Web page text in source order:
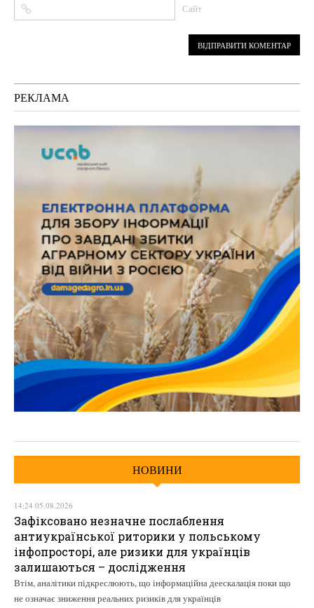
Сайт
РЕКЛАМА
НОВИНИ
14:24 05.08.2026
Зафіксовано незначне послаблення
антиукраїнської риторики у польському
інфопросторі, але ризики для українців
залишаються – дослідження
Втім, аналітики підкреслюють, що інформаційна деескалація поки що
не означає зниження реальних ризиків для українців